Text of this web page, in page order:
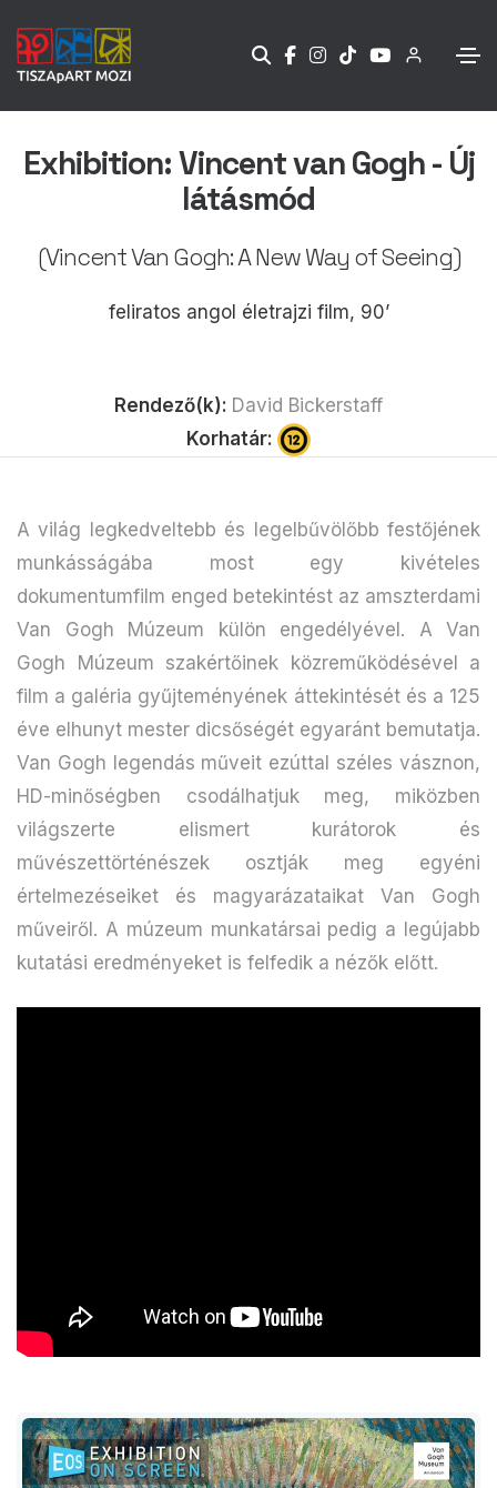
Exhibition: Vincent van Gogh - Új
látásmód
(Vincent Van Gogh: A New Way of Seeing)
feliratos angol életrajzi film, 90’
Rendező(k): David Bickerstaff
Korhatár:
A világ legkedveltebb és legelbűvölőbb festőjének
munkásságába most egy kivételes
dokumentumfilm enged betekintést az amszterdami
Van Gogh Múzeum külön engedélyével. A Van
Gogh Múzeum szakértőinek közreműködésével a
film a galéria gyűjteményének áttekintését és a 125
éve elhunyt mester dicsőségét egyaránt bemutatja.
Van Gogh legendás műveit ezúttal széles vásznon,
HD-minőségben csodálhatjuk meg, miközben
világszerte elismert kurátorok és
művészettörténészek osztják meg egyéni
értelmezéseiket és magyarázataikat Van Gogh
műveiről. A múzeum munkatársai pedig a legújabb
kutatási eredményeket is felfedik a nézők előtt.